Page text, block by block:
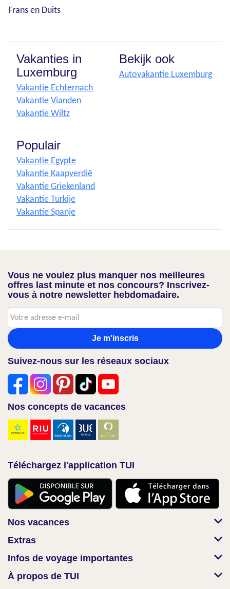
Frans en Duits
Vakanties in
Luxemburg
Vakantie Echternach
Vakantie Vianden
Vakantie Wiltz
Bekijk ook
Autovakantie Luxemburg
Populair
Vakantie Egypte
Vakantie Kaapverdië
Vakantie Griekenland
Vakantie Turkije
Vakantie Spanje
Vous ne voulez plus manquer nos meilleures
offres last minute et nos concours? Inscrivez-
vous à notre newsletter hebdomadaire.
Je m'inscris
Suivez-nous sur les réseaux sociaux
Nos concepts de vacances
Téléchargez l'application TUI
Nos vacances
Extras
Infos de voyage importantes
À propos de TUI